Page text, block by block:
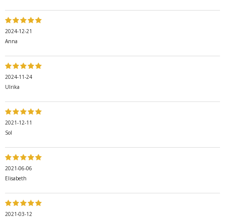
2024-12-21
Anna
2024-11-24
Ulrika
2021-12-11
Sol
2021-06-06
Elisabeth
2021-03-12